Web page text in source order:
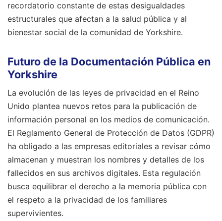
recordatorio constante de estas desigualdades
estructurales que afectan a la salud pública y al
bienestar social de la comunidad de Yorkshire.
Futuro de la Documentación Pública en
Yorkshire
La evolución de las leyes de privacidad en el Reino
Unido plantea nuevos retos para la publicación de
información personal en los medios de comunicación.
El Reglamento General de Protección de Datos (GDPR)
ha obligado a las empresas editoriales a revisar cómo
almacenan y muestran los nombres y detalles de los
fallecidos en sus archivos digitales. Esta regulación
busca equilibrar el derecho a la memoria pública con
el respeto a la privacidad de los familiares
supervivientes.